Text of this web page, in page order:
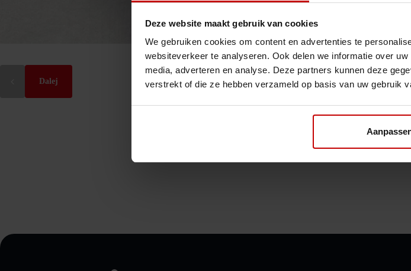
Deze website maakt gebruik van cookies
We gebruiken cookies om content en advertenties te
websiteverkeer te analyseren. Ook delen we informatie over
media, adverteren en analyse. Deze partners kunnen deze
verstrekt of die ze hebben verzameld op basis van uw gebruik
Dalej